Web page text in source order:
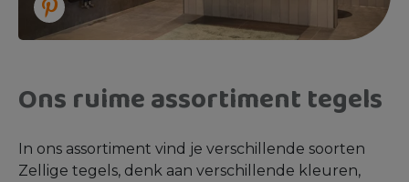
Ons ruime assortiment tegels
In ons assortiment vind je verschillende soorten
Zellige tegels, denk aan verschillende kleuren,